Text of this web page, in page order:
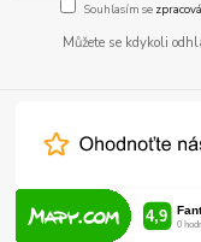
Souhlasím se
Můžete se kdykoli